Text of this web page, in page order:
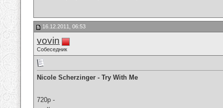
16.12.2011, 06:53
vovin
Собеседник
Nicole Scherzinger - Try With Me
720p -